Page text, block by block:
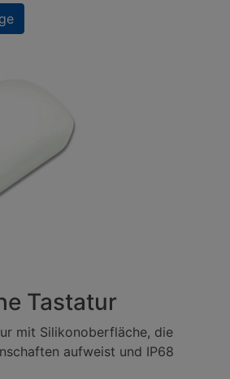
Tastatur
mit Silikonoberfläche, die
aufweist und IP68